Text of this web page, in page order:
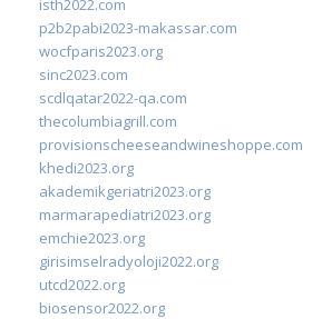
p2b2pabi2023-makassar.com
wocfparis2023.org
sinc2023.com
scdlqatar2022-qa.com
thecolumbiagrill.com
provisionscheeseandwineshoppe.com
khedi2023.org
akademikgeriatri2023.org
marmarapediatri2023.org
emchie2023.org
girisimselradyoloji2022.org
utcd2022.org
biosensor2022.org